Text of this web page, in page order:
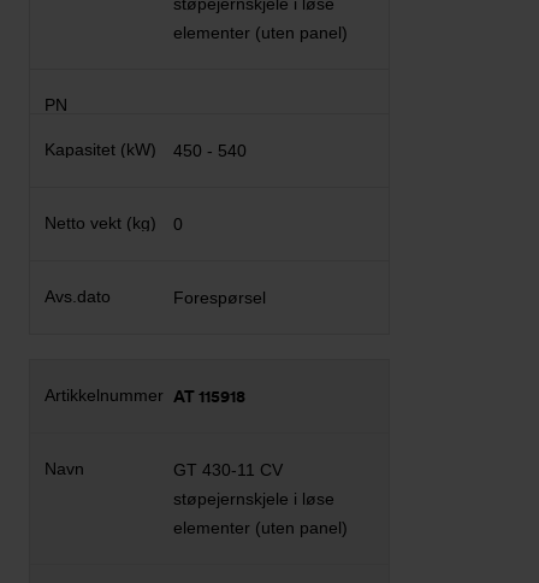
elementer (uten panel)
450 - 540
0
Forespørsel
AT 115918
GT 430-11 CV
støpejernskjele i løse
elementer (uten panel)